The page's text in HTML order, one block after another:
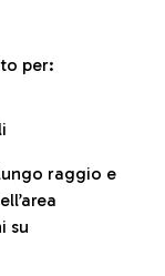
per:
raggio e
su